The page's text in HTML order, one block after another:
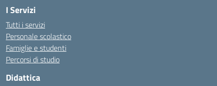
I Servizi
Tutti i servizi
Personale scolastico
Famiglie e studenti
Percorsi di studio
Didattica